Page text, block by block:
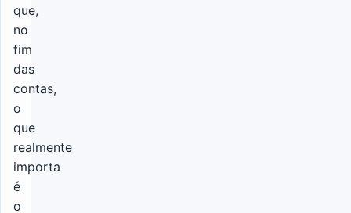
que,
no
fim
das
contas,
o
que
realmente
importa
é
o